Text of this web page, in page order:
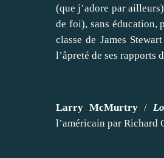
(que j’adore par
de foi), sans éducation,
classe de James
l’âpreté de ses rapports
Larry McMurtry/
l’américain par Richard